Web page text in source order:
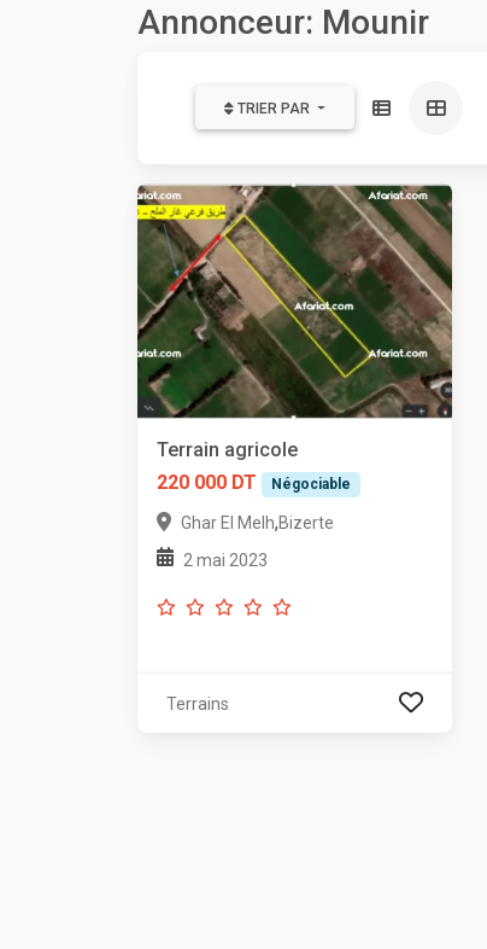
Annonceur: Mounir
TRIER PAR
Terrain agricole
220 000 DT
Négociable
Ghar El Melh,Bizerte
2 mai 2023
Terrains